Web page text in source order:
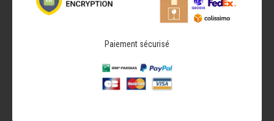
Paiement sécurisé